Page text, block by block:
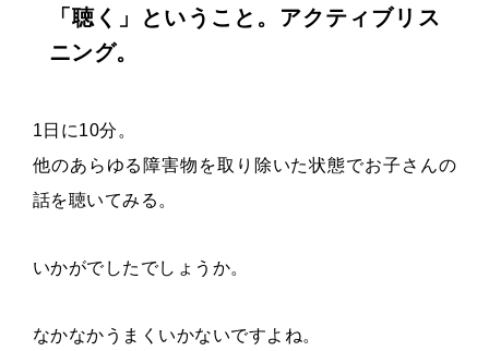
「聴く」ということ。アクティブリス
ニング。
1日に10分。
他のあらゆる障害物を取り除いた状態でお子さんの
話を聴いてみる。
いかがでしたでしょうか。
なかなかうまくいかないですよね。